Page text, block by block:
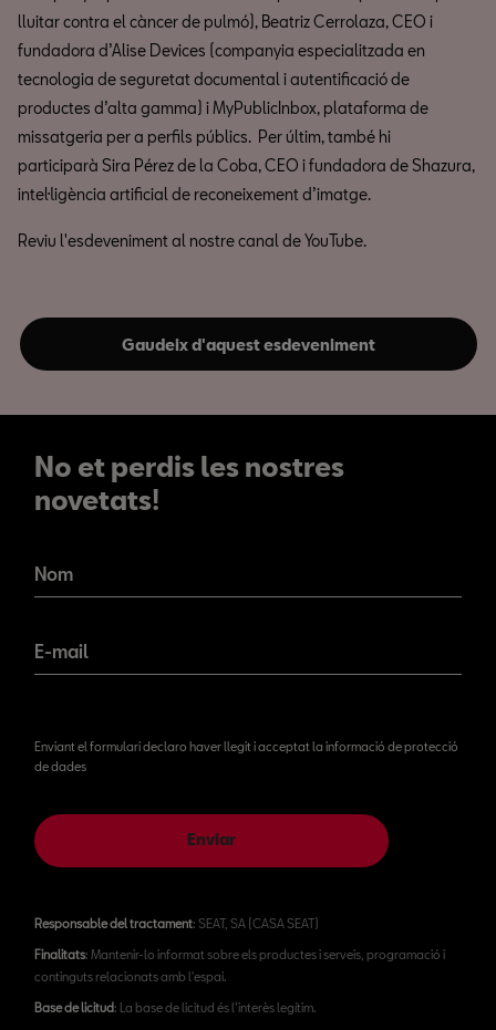
lluitar contra el càncer de pulmó), Beatriz Cerrolaza, CEO i
fundadora d’Alise Devices (companyia especialitzada en
tecnologia de seguretat documental i autentificació de
productes d’alta gamma) i MyPublicInbox, plataforma de
missatgeria per a perfils públics. Per últim, també hi
participarà Sira Pérez de la Coba, CEO i fundadora de Shazura,
intel·ligència artificial de reconeixement d’imatge.
Reviu l'esdeveniment al nostre canal de YouTube.
Gaudeix d'aquest esdeveniment
No et perdis les nostres
novetats!
novetats!
Nom
E-mail
Enviant el formulari declaro haver llegit i acceptat la informació de protecció
de dades
Enviar
Responsable del tractament: SEAT, SA (CASA SEAT)
Finalitats: Mantenir-lo informat sobre els productes i serveis, programació i
continguts relacionats amb l'espai.
Base de licitud: La base de licitud és l’interès legítim.